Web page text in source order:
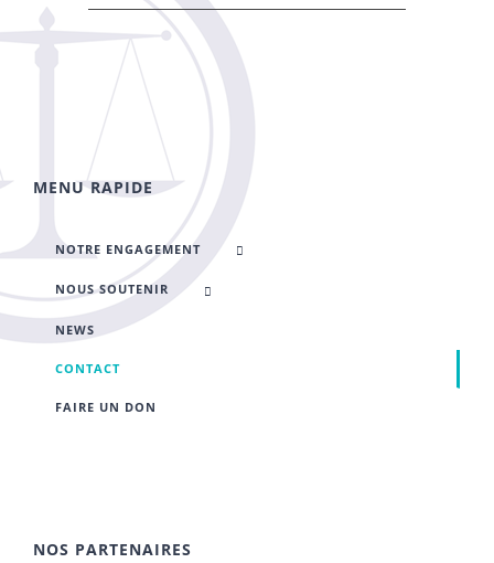
MENU RAPIDE
NOTRE ENGAGEMENT
NOUS SOUTENIR
NEWS
CONTACT
FAIRE UN DON
NOS PARTENAIRES